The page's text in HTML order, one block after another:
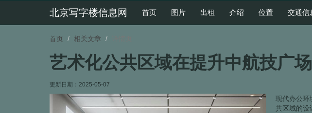
北京写字楼信息网 首页 图片 出租 介绍 位置 交通信
首页 相关文章
艺术化公共区域在提升中航技广
更新日期： 2025-05-07
现代办公环
共区域的设